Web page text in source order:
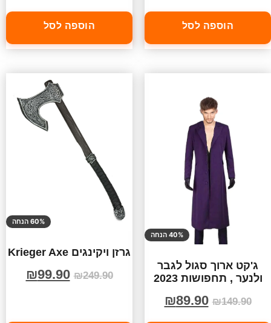
הוספה לסל הוספה לסל
40% הנחה
ג'קט ארוך סגול לגבר
ולנער , תחפושות 2023
₪149.90
₪89.90
60% הנחה
גרזן ויקינגים Krieger Axe
₪249.90
₪99.90